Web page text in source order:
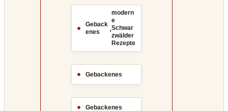
Geback
enes
,
modern
e
Schwar
zwälder
Rezepte
Gebackenes
Gebackenes